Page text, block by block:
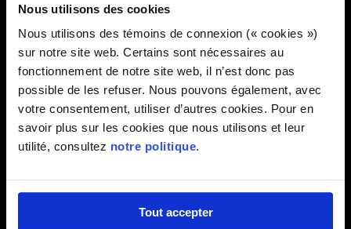
Nous utilisons des cookies
Nous utilisons des témoins de connexion (« cookies »)
sur notre site web. Certains sont nécessaires au
fonctionnement de notre site web, il n’est donc pas
possible de les refuser. Nous pouvons également, avec
votre consentement, utiliser d’autres cookies. Pour en
savoir plus sur les cookies que nous utilisons et leur
utilité, consultez notre politique.
Tout accepter
Nous priorisons la sécurité sur le chantier, et au-delà. Nous
veillons à ce que tous nos chantiers disposent
d'échafaudages et de passerelles sécurisés et suivent des
protocoles de sécurité rigoureux. De plus, nous gérons
soigneusement l'accès aux sites grâce à des systèmes de
sécurité de haute qualité